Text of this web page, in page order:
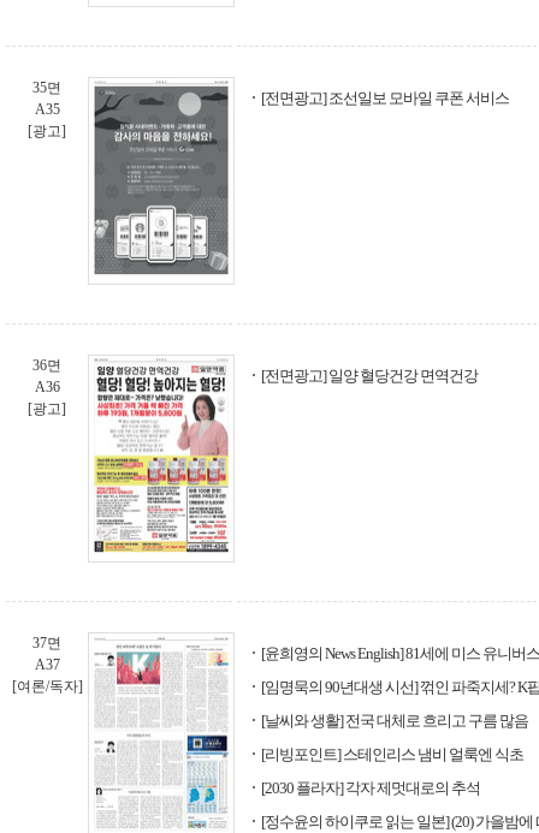
35면
A35
[광고]
[전면광고] 조선일보 모바일 쿠폰 서비스
36면
A36
[광고]
[전면광고] 일양 혈당건강 면역건강
37면
A37
[여론/독자]
[윤희영의 News English] 81세에 미스 유니버
[임명묵의 90년대생 시선] 꺾인 파죽지세? K
[날씨와 생활] 전국 대체로 흐리고 구름 많음
[리빙포인트] 스테인리스 냄비 얼룩엔 식초
[2030 플라자] 각자 제멋대로의 추석
[정수윤의 하이쿠로 읽는 일본] (20) 가을밤에